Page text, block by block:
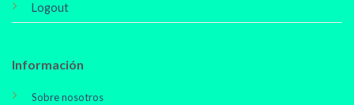
Logout
Información
Sobre nosotros